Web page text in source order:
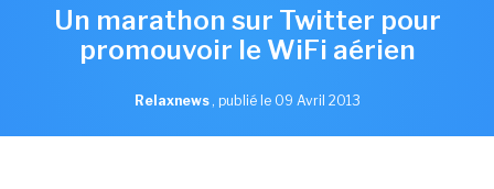
Un marathon sur Twitter pour
promouvoir le WiFi aérien
Relaxnews , publié le 09 Avril 2013